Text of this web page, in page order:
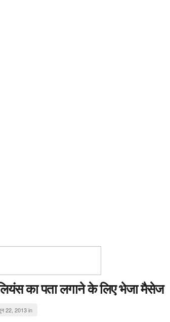
का पता लगाने के लिए भेजा मैसेज
22, 2013 in